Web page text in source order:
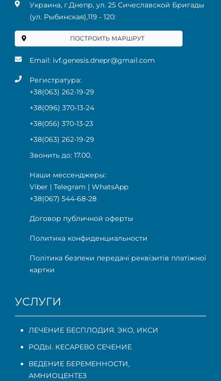
Украина, г.Днепр, ул. 25 Сичеславской Бригады
(ул. Рыбинская),119 ‑ 120:
ПОСТРОИТЬ МАРШРУТ
Email: ivf.genesis.dnepr@gmail.com
Регистратура:
+38(063) 262-19-29
+38(096) 370-13-24
+38(056) 370-13-23
+38(063) 262-19-29
Звонить до: 17.00.
Наши мессенджеры:
Viber | Telegram | WhatsApp
+38(067) 544-68-28
Договор публичной оферты
Политика конфиденциальности
Політика безпеки передачі реквізитів платіжної
картки
УСЛУГИ
ЛЕЧЕНИЕ БЕСПЛОДИЯ. ЭКО, ИКСИ
РОДЫ. КЕСАРЕВО СЕЧЕНИЕ
ВЕДЕНИЕ БЕРЕМЕННОСТИ,
АМНИОЦЕНТЕЗ